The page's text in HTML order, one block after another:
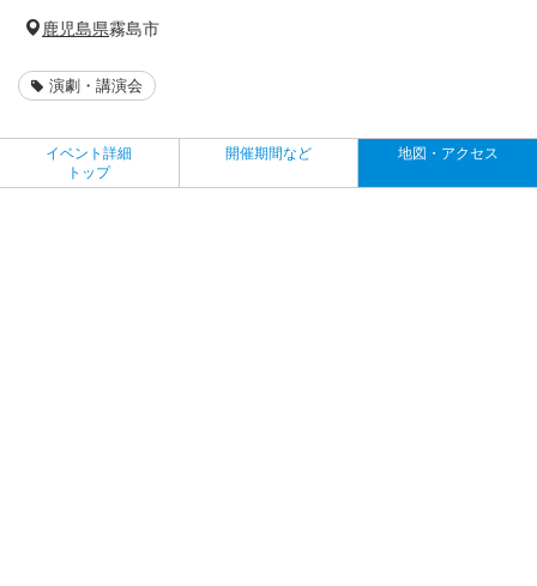
鹿児島県霧島市
演劇・講演会
イベント詳細
トップ
開催期間など 地図・アクセス